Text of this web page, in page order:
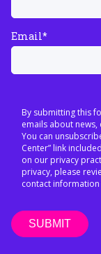
Email*
By submitting this
emails about
You can
Center” link
on our privacy
privacy, please
contact